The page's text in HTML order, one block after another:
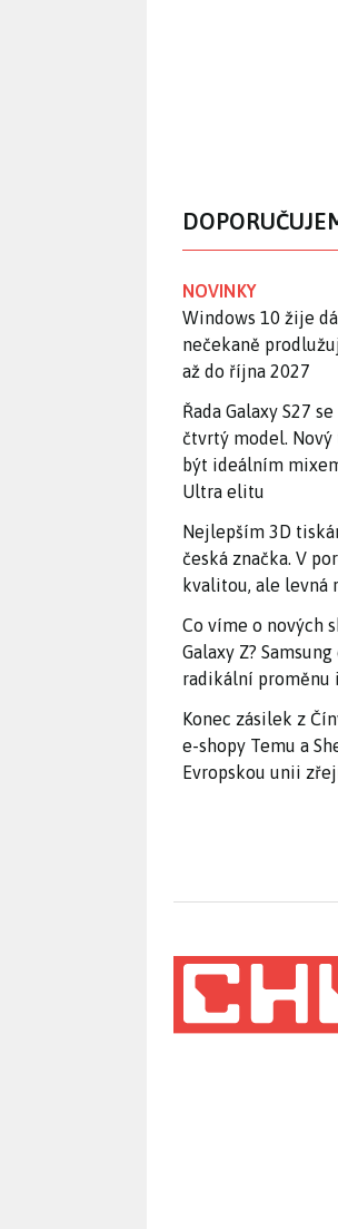
NOVINKY
Windows 10 žije
nečekaně
až do října 2027
Řada Galaxy S27
čtvrtý model.
být ideálním
Ultra elitu
Nejlepším 3D
česká značka. V
kvalitou, ale levná
Co víme o nových
Galaxy Z?
radikální proměnu
Konec zásilek z
e-shopy Temu a
Evropskou unii